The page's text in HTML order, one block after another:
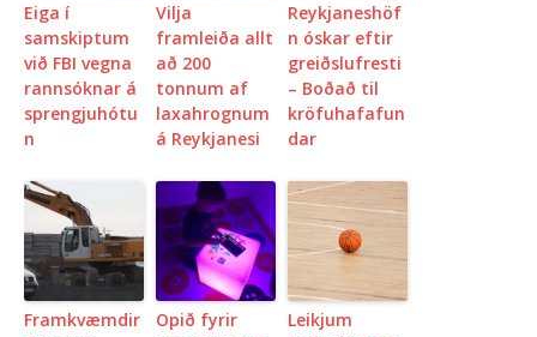
Eiga í
samskiptum
við FBI vegna
rannsóknar á
sprengjuhótu
n
Vilja
framleiða allt
að 200
tonnum af
laxahrognum
á Reykjanesi
Reykjaneshöf
n óskar eftir
greiðslufresti
– Boðað til
kröfuhafafun
dar
Framkvæmdir
Opið fyrir
Leikjum